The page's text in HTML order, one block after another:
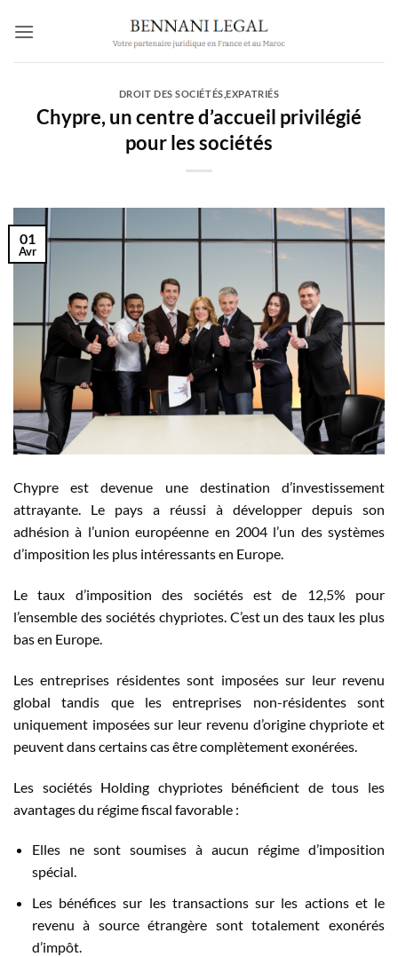
DROIT DES SOCIÉTÉS ,EXPATRIÉS
Chypre, un centre d’accueil privilégié
pour les sociétés
01
Avr
Chypre est devenue une destination d’investissement
attrayante. Le pays a réussi à développer depuis son
adhésion à l’union européenne en 2004 l’un des systèmes
d’imposition les plus intéressants en Europe.
Le taux d’imposition des sociétés est de 12,5% pour
l’ensemble des sociétés chypriotes. C’est un des taux les plus
bas en Europe.
Les entreprises résidentes sont imposées sur leur revenu
global tandis que les entreprises non-résidentes sont
uniquement imposées sur leur revenu d’origine chypriote et
peuvent dans certains cas être complètement exonérées.
Les sociétés Holding chypriotes bénéficient de tous les
avantages du régime fiscal favorable :
Elles ne sont soumises à aucun régime d’imposition
spécial.
Les bénéfices sur les transactions sur les actions et le
revenu à source étrangère sont totalement exonérés
d’impôt.